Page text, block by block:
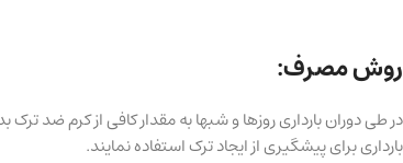
روش مصرف:
بارداری برای پیشگیری از ایجاد ترک استفاده نمایند.